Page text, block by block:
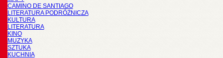
CAMINO DE SANTIAGO
LITERATURA PODRÓŻNICZA
KULTURA
LITERATURA
KINO
MUZYKA
SZTUKA
KUCHNIA